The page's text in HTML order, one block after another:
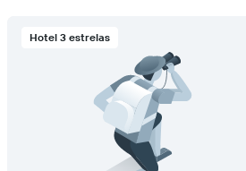
Hotel 3 estrelas